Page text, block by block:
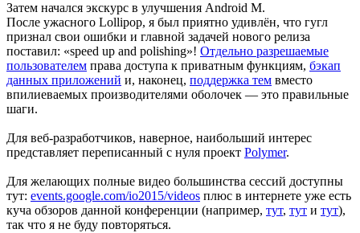
Затем начался экскурс в улучшения Android M.
После ужасного Lollipop, я был приятно удивлён, что гугл
признал свои ошибки и главной задачей нового релиза
поставил: «speed up and polishing»! Отдельно разрешаемые
пользователем права доступа к приватным функциям, бэкап
данных приложений и, наконец, поддержка тем вместо
впилиеваемых производителями оболочек — это правильные
шаги.
Для веб-разработчиков, наверное, наибольший интерес
представляет переписанный с нуля проект Polymer.
Для желающих полные видео большинства сессий доступны
тут: events.google.com/io2015/videos плюс в интернете уже есть
куча обзоров данной конференции (например, тут, тут и тут),
так что я не буду повторяться.